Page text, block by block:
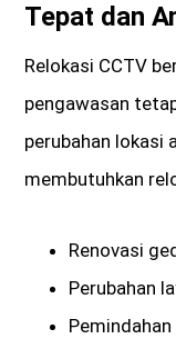
Tepat dan
Relokasi CCTV
pengawasan
perubahan lokasi
membutuhkan
Renovasi
Perubahan